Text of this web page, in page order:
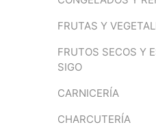
FRUTAS Y
FRUTOS SECOS Y
SIGO
CARNICERÍA
CHARCUTERÍA